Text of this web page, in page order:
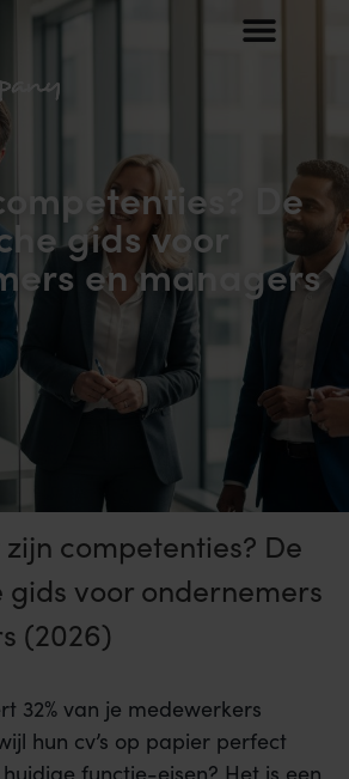
De
gids voor
en managers
zijn competenties? De
voor ondernemers
(2026)
32% van je medewerkers
hun cv’s op papier perfect
functie-eisen? Het is een